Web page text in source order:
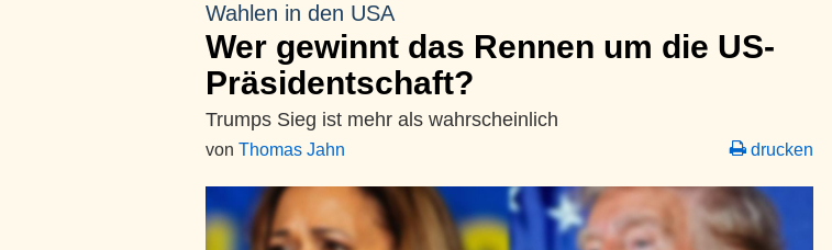
Wahlen in den USA
Wer gewinnt das Rennen um die US-
Präsidentschaft?
Trumps Sieg ist mehr als wahrscheinlich
von Thomas Jahn drucken